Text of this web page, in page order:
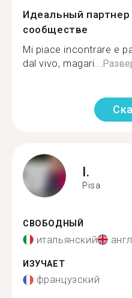
Идеальный
сообществе
Mi piace incontrare e
dal vivo, magari...
I.
Pisa
СВОБОДНЫЙ
итальянский
ИЗУЧАЕТ
французский